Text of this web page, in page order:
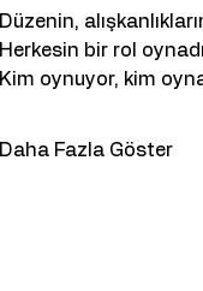
Düzenin,
Herkesin bir rol
Kim oynuyor, kim
Daha Fazla Göster